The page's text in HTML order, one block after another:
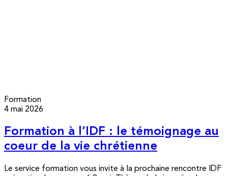
Formation
4 mai 2026
Formation à l’IDF : le témoignage au
coeur de la vie chrétienne
Le service formation vous invite à la prochaine rencontre IDF